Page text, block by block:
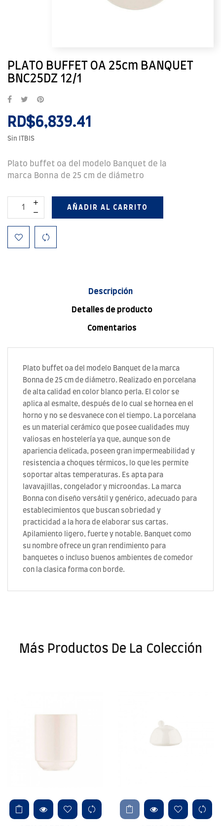
PLATO BUFFET OA 25cm BANQUET
BNC25DZ 12/1
RD$6,839.41
Sin ITBIS
Plato buffet oa del modelo Banquet de la
marca Bonna de 25 cm de diámetro
AÑADIR AL CARRITO
Descripción
Detalles de producto
Comentarios
Plato buffet oa del modelo Banquet de la marca
Bonna de 25 cm de diámetro. Realizado en porcelana
de alta calidad en color blanco perla. El color se
aplica al esmalte, después de lo cual se hornea en el
horno y no se desvanece con el tiempo. La porcelana
es un material cerámico que posee cualidades muy
valiosas en hostelería ya que, aunque son de
apariencia delicada, poseen gran impermeabilidad y
resistencia a choques térmicos, lo que les permite
soportar altas temperaturas. Es apta para
lavavajillas, congelador y microondas. La marca
Bonna con diseño versátil y genérico, adecuado para
establecimientos que buscan sobriedad y
practicidad a la hora de elaborar sus cartas.
Apilamiento ligero, fuerte y notable. Banquet como
su nombre ofrece un gran rendimiento para
banquetes o incluso buenos ambientes de comedor
con la clasica forma con borde.
Más Productos De La Colección